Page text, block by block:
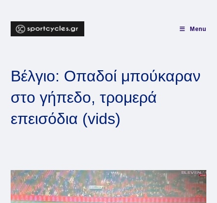
content
Menu
Βέλγιο: Οπαδοί μπούκαραν
στο γήπεδο, τρομερά
επεισόδια (vids)